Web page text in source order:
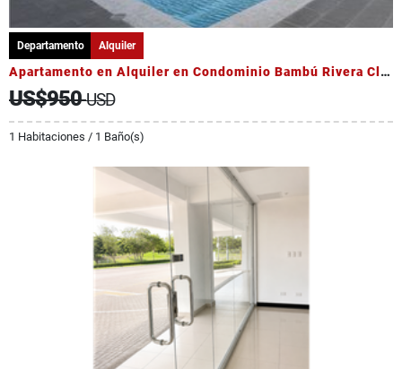
Departamento Alquiler
Apartamento en Alquiler en Condominio Bambú Rivera Club
US$950USD
1 Habitaciones / 1 Baño(s)